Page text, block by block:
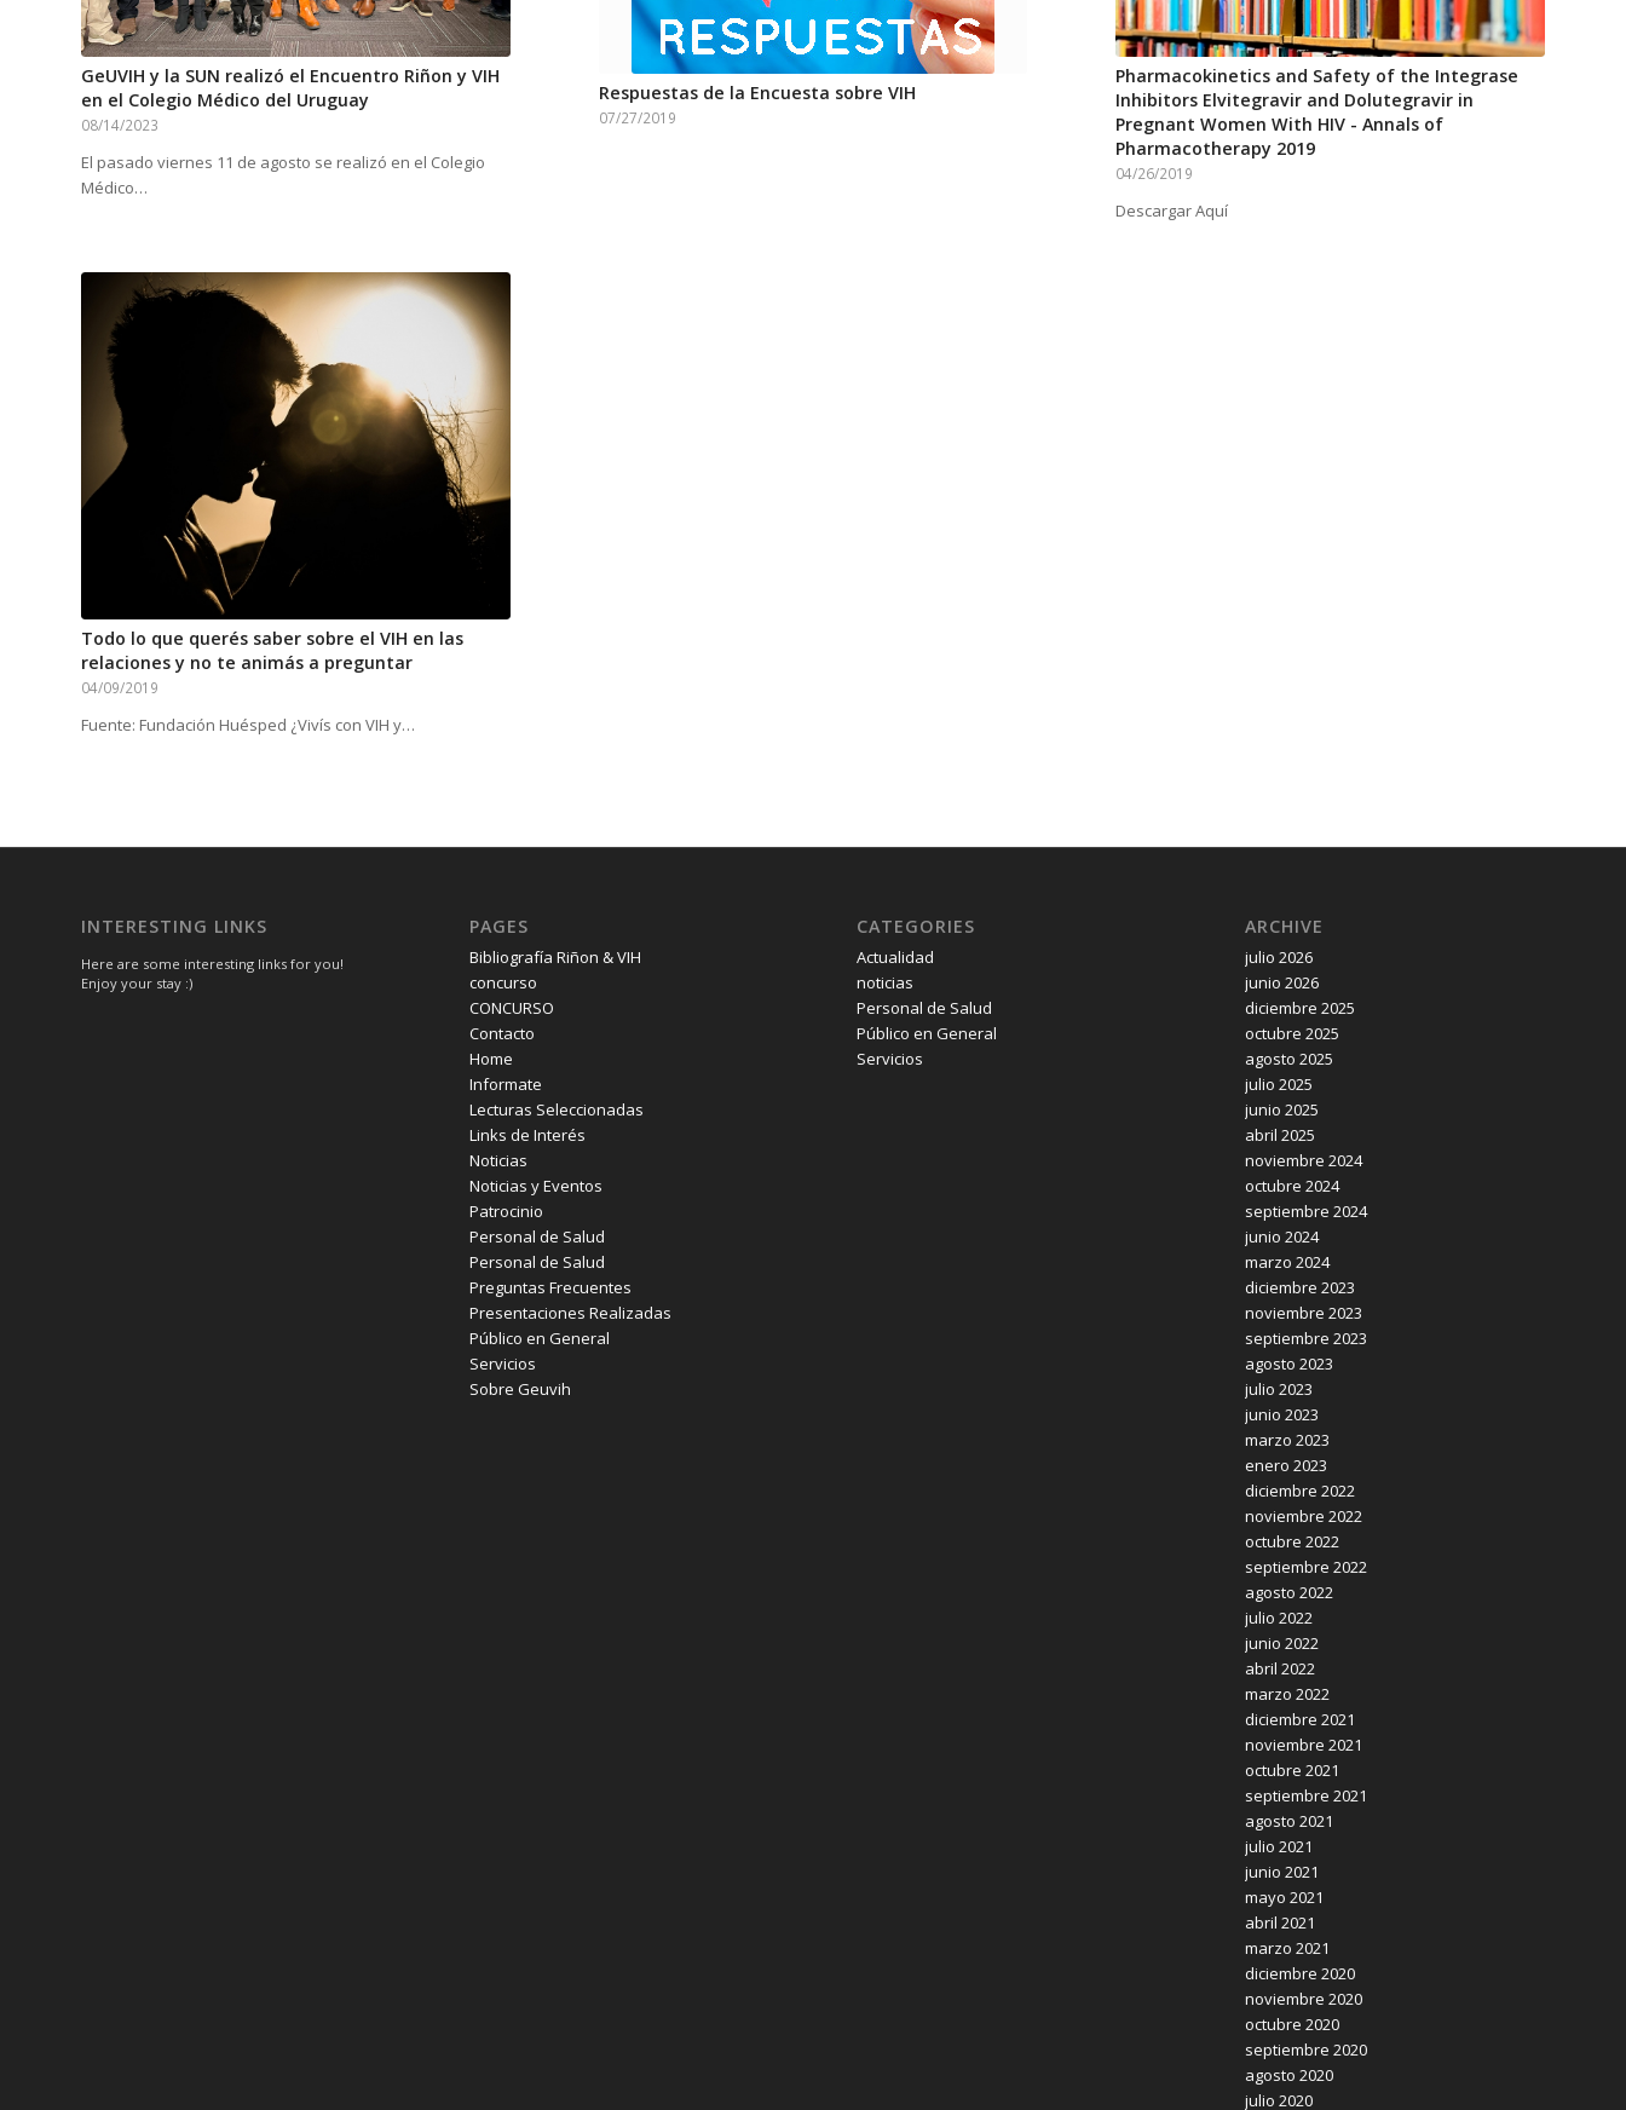
GeUVIH y la SUN realizó el Encuentro Riñon y VIH
en el Colegio Médico del Uruguay
08/14/2023
El pasado viernes 11 de agosto se realizó en el Colegio
Médico…
Respuestas de la Encuesta sobre VIH
07/27/2019
Pharmacokinetics and Safety of the Integrase
Inhibitors Elvitegravir and Dolutegravir in
Pregnant Women With HIV - Annals of
Pharmacotherapy 2019
04/26/2019
Descargar Aquí
Todo lo que querés saber sobre el VIH en las
relaciones y no te animás a preguntar
04/09/2019
Fuente: Fundación Huésped ¿Vivís con VIH y…
INTERESTING LINKS
Here are some interesting links for you!
Enjoy your stay :)
PAGES
Bibliografía Riñon & VIH
concurso
CONCURSO
Contacto
Home
Informate
Lecturas Seleccionadas
Links de Interés
Noticias
Noticias y Eventos
Patrocinio
Personal de Salud
Personal de Salud
Preguntas Frecuentes
Presentaciones Realizadas
Público en General
Servicios
Sobre Geuvih
CATEGORIES
Actualidad
noticias
Personal de Salud
Público en General
Servicios
ARCHIVE
julio 2026
junio 2026
diciembre 2025
octubre 2025
agosto 2025
julio 2025
junio 2025
abril 2025
noviembre 2024
octubre 2024
septiembre 2024
junio 2024
marzo 2024
diciembre 2023
noviembre 2023
septiembre 2023
agosto 2023
julio 2023
junio 2023
marzo 2023
enero 2023
diciembre 2022
noviembre 2022
octubre 2022
septiembre 2022
agosto 2022
julio 2022
junio 2022
abril 2022
marzo 2022
diciembre 2021
noviembre 2021
octubre 2021
septiembre 2021
agosto 2021
julio 2021
junio 2021
mayo 2021
abril 2021
marzo 2021
diciembre 2020
noviembre 2020
octubre 2020
septiembre 2020
agosto 2020
julio 2020